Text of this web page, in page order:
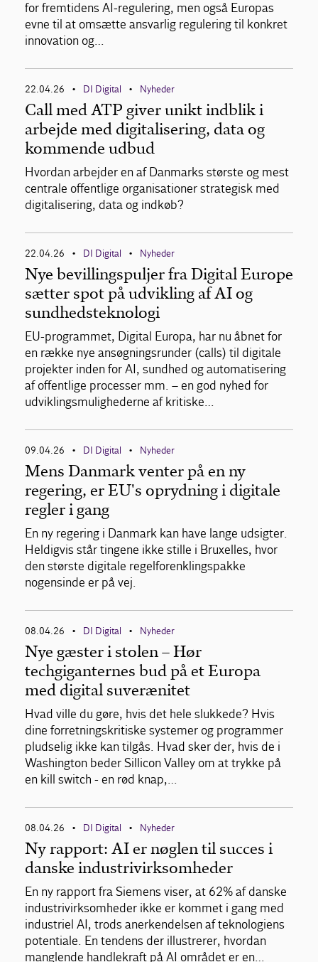
for fremtidens AI‑regulering, men også Europas
evne til at omsætte ansvarlig regulering til konkret
innovation og…
22.04.26 • DI Digital • Nyheder
Call med ATP giver unikt indblik i
arbejde med digitalisering, data og
kommende udbud
Hvordan arbejder en af Danmarks største og mest
centrale offentlige organisationer strategisk med
digitalisering, data og indkøb?
22.04.26 • DI Digital • Nyheder
Nye bevillingspuljer fra Digital Europe
sætter spot på udvikling af AI og
sundhedsteknologi
EU-programmet, Digital Europa, har nu åbnet for
en række nye ansøgningsrunder (calls) til digitale
projekter inden for AI, sundhed og automatisering
af offentlige processer mm. – en god nyhed for
udviklingsmulighederne af kritiske…
09.04.26 • DI Digital • Nyheder
Mens Danmark venter på en ny
regering, er EU's oprydning i digitale
regler i gang
En ny regering i Danmark kan have lange udsigter.
Heldigvis står tingene ikke stille i Bruxelles, hvor
den største digitale regelforenklingspakke
nogensinde er på vej.
08.04.26 • DI Digital • Nyheder
Nye gæster i stolen – Hør
techgiganternes bud på et Europa
med digital suverænitet
Hvad ville du gøre, hvis det hele slukkede? Hvis
dine forretningskritiske systemer og programmer
pludselig ikke kan tilgås. Hvad sker der, hvis de i
Washington beder Sillicon Valley om at trykke på
en kill switch - en rød knap,…
08.04.26 • DI Digital • Nyheder
Ny rapport: AI er nøglen til succes i
danske industrivirksomheder
En ny rapport fra Siemens viser, at 62% af danske
industrivirksomheder ikke er kommet i gang med
industriel AI, trods anerkendelsen af teknologiens
potentiale. En tendens der illustrerer, hvordan
manglende handlekraft på AI området er en…